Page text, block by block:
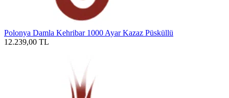
Polonya Damla Kehribar 1000 Ayar Kazaz Püsküllü
12.239,00 TL